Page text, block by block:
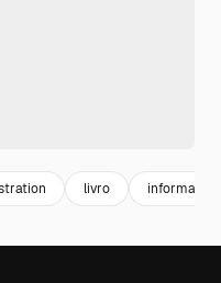
livro informação